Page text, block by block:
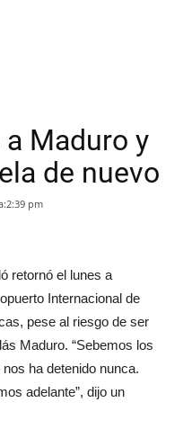
Maduro y
de nuevo
pm
retornó el lunes a
Internacional de
pese al riesgo de ser
Maduro. “Sebemos los
ha detenido nunca.
adelante”, dijo un